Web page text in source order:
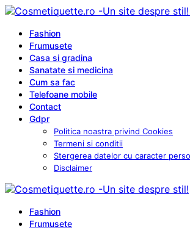
Fashion
Frumusete
Casa si gradina
Sanatate si medicina
Cum sa fac
Telefoane mobile
Contact
Gdpr
Politica noastra privind Cookies
Termeni si conditii
Stergerea datelor cu caracter
Disclaimer
Fashion
Frumusete